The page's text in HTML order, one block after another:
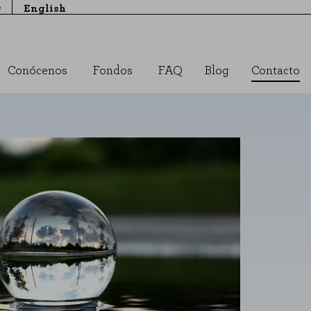
English
Conócenos Fondos FAQ Blog Contacto